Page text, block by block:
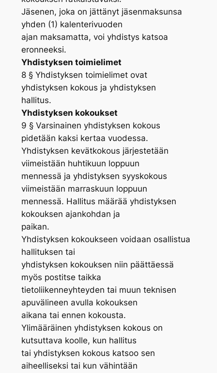
Jäsenen, joka on jättänyt jäsenmaksunsa
yhden (1) kalenterivuoden
ajan maksamatta, voi yhdistys katsoa
eronneeksi.
Yhdistyksen toimielimet
8 § Yhdistyksen toimielimet ovat
yhdistyksen kokous ja yhdistyksen
hallitus.
Yhdistyksen kokoukset
9 § Varsinainen yhdistyksen kokous
pidetään kaksi kertaa vuodessa.
Yhdistyksen kevätkokous järjestetään
viimeistään huhtikuun loppuun
mennessä ja yhdistyksen syyskokous
viimeistään marraskuun loppuun
mennessä. Hallitus määrää yhdistyksen
kokouksen ajankohdan ja
paikan.
Yhdistyksen kokoukseen voidaan osallistua
hallituksen tai
yhdistyksen kokouksen niin päättäessä
myös postitse taikka
tietoliikenneyhteyden tai muun teknisen
apuvälineen avulla kokouksen
aikana tai ennen kokousta.
Ylimääräinen yhdistyksen kokous on
kutsuttava koolle, kun hallitus
tai yhdistyksen kokous katsoo sen
aiheelliseksi tai kun vähintään